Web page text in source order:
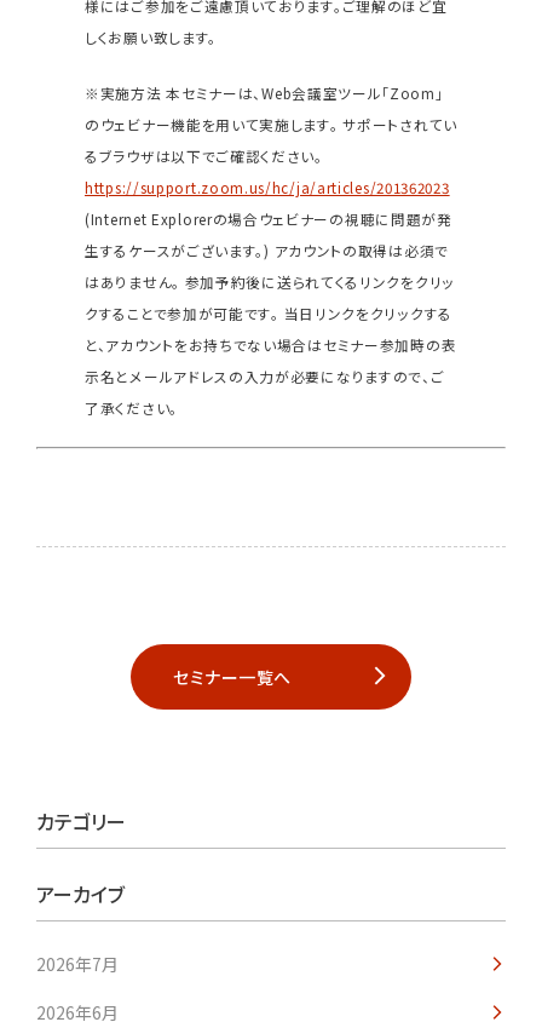
カテゴリー
アーカイブ
2026年7月
2026年6月
様にはご参加をご遠慮頂いております。ご理解のほど宜
しくお願い致します。
※実施方法 本セミナーは、Web会議室ツール「Zoom」
のウェビナー機能を用いて実施します。 サポートされてい
るブラウザは以下でご確認ください。
https://support.zoom.us/hc/ja/articles/201362023
(Internet Explorerの場合ウェビナーの視聴に問題が発
生するケースがございます。) アカウントの取得は必須で
はありません。 参加予約後に送られてくるリンクをクリッ
クすることで参加が可能です。 当日リンクをクリックする
と、アカウントをお持ちでない場合はセミナー参加時の表
示名とメールアドレスの入力が必要になりますので、ご
了承ください。
セミナー一覧へ